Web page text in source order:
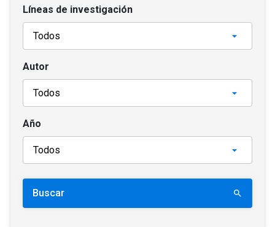
Líneas de investigación
Autor
Año
Buscar search